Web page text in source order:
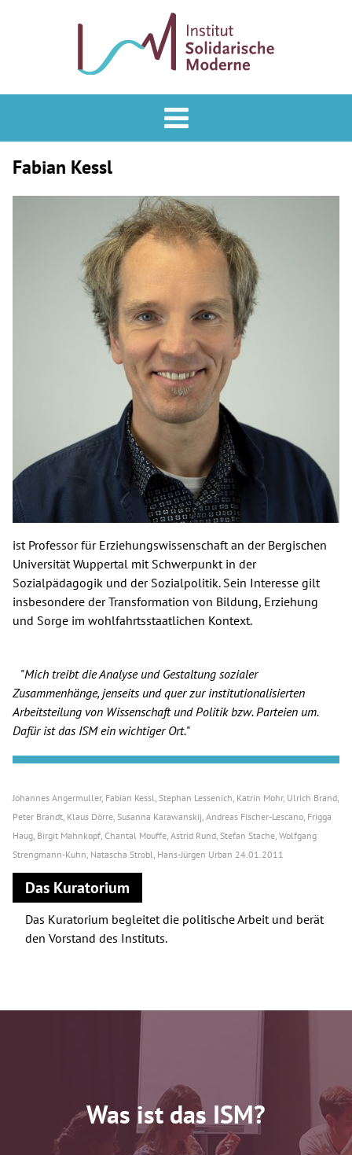
Mitglied werden
Presse
English
Fabian Kessl
ist Professor für Erziehungswissenschaft an der Bergischen
Universität Wuppertal mit Schwerpunkt in der
Sozialpädagogik und der Sozialpolitik. Sein Interesse gilt
insbesondere der Transformation von Bildung, Erziehung
und Sorge im wohlfahrtsstaatlichen Kontext.
"Mich treibt die Analyse und Gestaltung sozialer
Zusammenhänge, jenseits und quer zur institutionalisierten
Arbeitsteilung von Wissenschaft und Politik bzw. Parteien um.
Dafür ist das ISM ein wichtiger Ort."
Johannes Angermuller Fabian Kessl Stephan Lessenich Katrin Mohr Ulrich Brand
Peter Brandt Klaus Dörre Susanna Karawanskij Andreas Fischer-Lescano Frigga
Haug Birgit Mahnkopf Chantal Mouffe Astrid Rund Stefan Stache Wolfgang
Strengmann-Kuhn Natascha Strobl Hans-Jürgen Urban 24.01.2011
Das Kuratorium
Das Kuratorium begleitet die politische Arbeit und berät
den Vorstand des Instituts.
Was ist das ISM?